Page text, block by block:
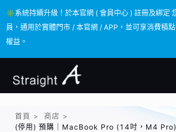
✳️系統持續升級！於本官網 ( 會員中心 ) 註冊及綁定
員，通用於實體門市 / 本官網 / APP，並可享消費積
權益。
✳️系統持續升級！於本官網 ( 會員中心 ) 註冊及綁定
員，通用於實體門市 / 本官網 / APP，並可享消費積
權益。
首頁 > 商店 >
(停用) 預購｜MacBook Pro (14吋，M4